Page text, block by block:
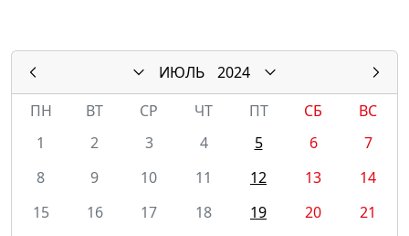
ИЮЛЬ
2024
ПН
ВТ СР ЧТ ПТ СБ
ВС
1
2 3 4 5 6
7
8
9 10 11 12 13
14
15
16 17 18 19 20
21